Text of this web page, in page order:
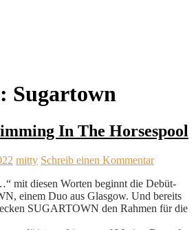
Sugartown
In The Horsespool
mitty Schreib einen Kommentar
mit diesen Worten beginnt die Debüt-
einem Duo aus Glasgow. Und bereits
SUGARTOWN den Rahmen für die